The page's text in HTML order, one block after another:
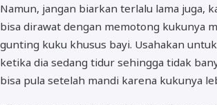
Namun, jangan biarkan terlalu lama juga,
bisa dirawat dengan memotong kukunya
gunting kuku khusus bayi. Usahakan
ketika dia sedang tidur sehingga tidak
bisa pula setelah mandi karena kukunya